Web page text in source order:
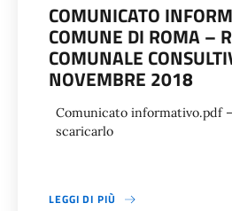
COMUNICATO
COMUNE DI ROMA –
COMUNALE
NOVEMBRE 2018
Comunicato informativo.pdf
scaricarlo
LEGGI DI PIÙ